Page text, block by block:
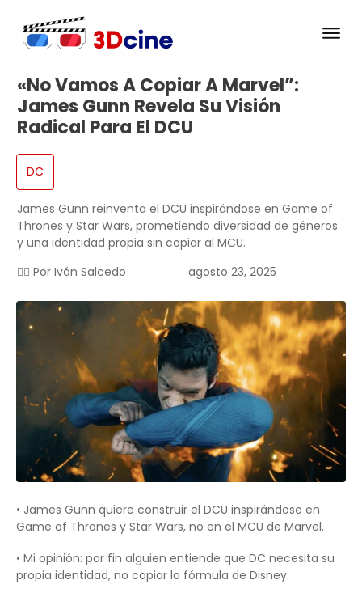
«No Vamos A Copiar A Marvel”:
James Gunn Revela Su Visión
Radical Para El DCU
DC
James Gunn reinventa el DCU inspirándose en Game of
Thrones y Star Wars, prometiendo diversidad de géneros
y una identidad propia sin copiar al MCU.
✍🏻 Por Iván Salcedo agosto 23, 2025
• James Gunn quiere construir el DCU inspirándose en
Game of Thrones y Star Wars, no en el MCU de Marvel.
• Mi opinión: por fin alguien entiende que DC necesita su
propia identidad, no copiar la fórmula de Disney.